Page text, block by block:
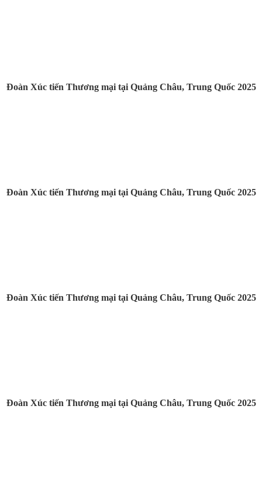
Đoàn Xúc tiến Thương mại tại Quảng Châu, Trung Quốc 2025
Đoàn Xúc tiến Thương mại tại Quảng Châu, Trung Quốc 2025
Đoàn Xúc tiến Thương mại tại Quảng Châu, Trung Quốc 2025
Đoàn Xúc tiến Thương mại tại Quảng Châu, Trung Quốc 2025